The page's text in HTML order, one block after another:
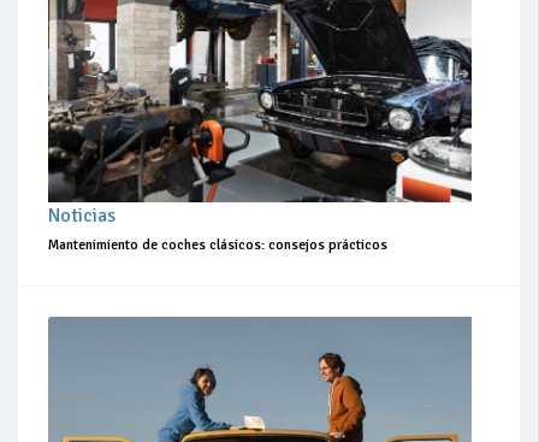
Noticias
Mantenimiento de coches clásicos: consejos prácticos